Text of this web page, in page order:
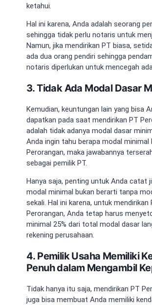
ketahui.
Hal ini karena, Anda adalah seorang
sehingga tidak perlu notaris untuk
Namun, jika mendirikan PT biasa,
ada dua orang pendiri sehingga
notaris diperlukan untuk mencegah
3. Tidak Ada Modal Dasar
Kemudian, keuntungan lain yang bisa
dapatkan pada saat mendirikan PT
adalah tidak adanya modal dasar
Anda ingin tahu berapa modal minimal
Perorangan, maka jawabannya
sebagai pemilik PT.
Hanya saja, penting untuk Anda catat
modal minimal bukan berarti tanpa
sekali. Hal ini karena, untuk mendirikan
Perorangan, Anda tetap harus
minimal 25% dari total modal dasar
rekening perusahaan.
4. Pemilik Usaha Memiliki
Penuh dalam Mengambil
Tidak hanya itu saja, mendirikan PT
juga bisa membuat Anda memiliki